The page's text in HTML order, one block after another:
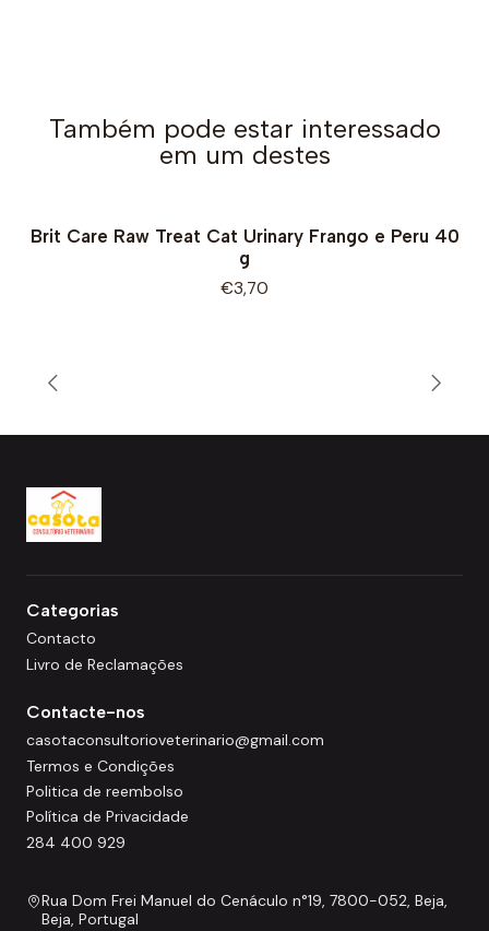
Também pode estar interessado
em um destes
Brit Care Raw Treat Cat Urinary Frango e Peru 40
g
€3,70
Categorias
Contacto
Livro de Reclamações
Contacte-nos
casotaconsultorioveterinario@gmail.com
Termos e Condições
Politica de reembolso
Política de Privacidade
284 400 929
Rua Dom Frei Manuel do Cenáculo n°19, 7800-052, Beja,
Beja, Portugal